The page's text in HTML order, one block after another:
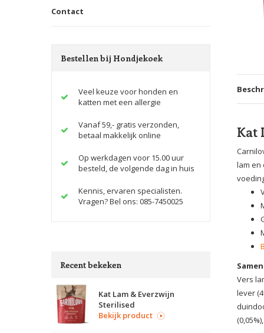
Contact
Bestellen bij Hondjekoek
Veel keuze voor honden en
katten met een allergie
Vanaf 59,- gratis verzonden,
betaal makkelijk online
Op werkdagen voor 15.00 uur
besteld, de volgende dag in huis
Kennis, ervaren specialisten.
Vragen? Bel ons: 085-7450025
Recent bekeken
Kat Lam & Everzwijn
Sterilised
Bekijk product
Kat
lam en
Vers
lever